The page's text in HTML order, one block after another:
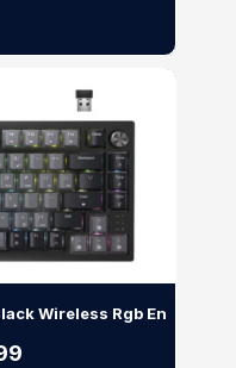
Wireless Rgb En